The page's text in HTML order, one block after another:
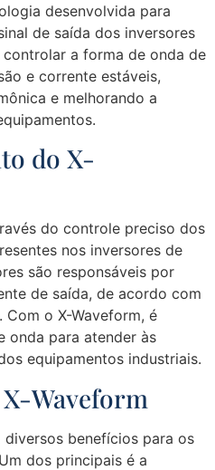
desenvolvida para
de saída dos inversores
a forma de onda de
e corrente estáveis,
e melhorando a
do X-
do controle preciso dos
nos inversores de
são responsáveis por
de saída, de acordo com
o X-Waveform, é
onda para atender às
equipamentos industriais.
Waveform
benefícios para os
dos principais é a